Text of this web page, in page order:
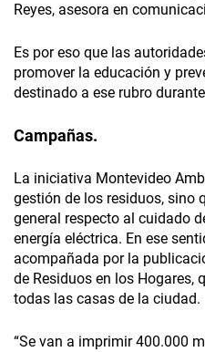
Reyes, asesora en
Es por eso que las
promover la educación y
destinado a ese rubro
Campañas.
La iniciativa Montevideo
gestión de los residuos, sino
general respecto al cuidado
energía eléctrica. En ese
acompañada por la
de Residuos en los Hogares,
todas las casas de la ciudad.
“Se van a imprimir 400.000